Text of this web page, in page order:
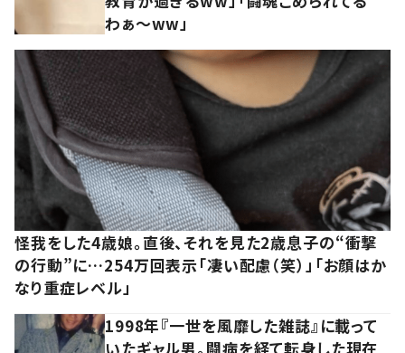
わぁ～ww」
怪我をした4歳娘。直後、それを見た2歳息子の“衝撃
の行動”に…254万回表示「凄い配慮（笑）」「お顔はか
なり重症レベル」
1998年『一世を風靡した雑誌』に載って
いたギャル男。闘病を経て転身した現在